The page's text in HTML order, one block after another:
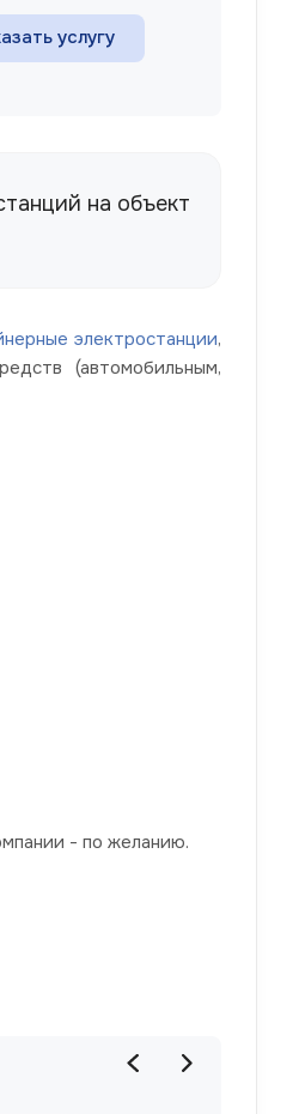
услугу
на объект
электростанции,
(автомобильным,
- по желанию.